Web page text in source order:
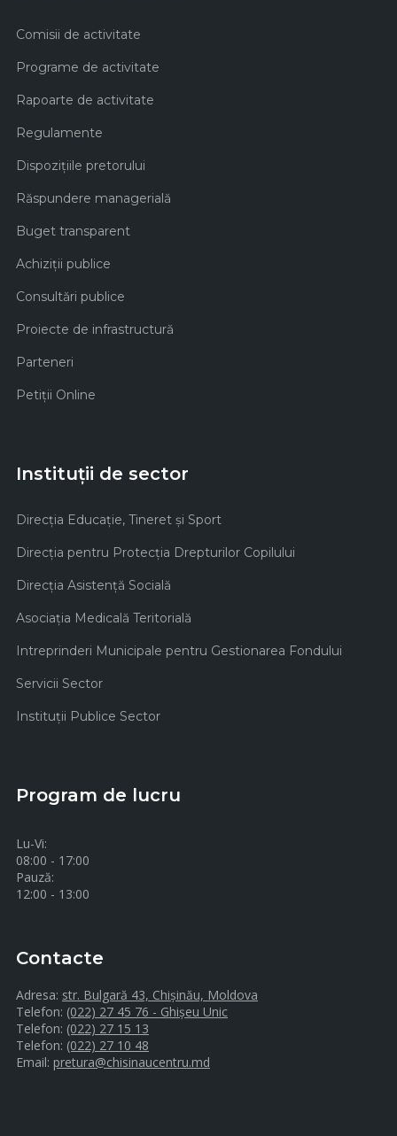
Comisii de activitate
Programe de activitate
Rapoarte de activitate
Regulamente
Dispozițiile pretorului
Răspundere managerială
Buget transparent
Achiziţii publice
Consultări publice
Proiecte de infrastructură
Parteneri
Petiții Online
Instituții de sector
Direcţia Educaţie, Tineret şi Sport
Direcţia pentru Protecţia Drepturilor Copilului
Direcţia Asistenţă Socială
Asociaţia Medicală Teritorială
Intreprinderi Municipale pentru Gestionarea Fondului
Servicii Sector
Instituţii Publice Sector
Program de lucru
Lu-Vi:
08:00 - 17:00
Pauză:
12:00 - 13:00
Contacte
Adresa: str. Bulgară 43, Chișinău, Moldova
Telefon: (022) 27 45 76 - Ghișeu Unic
Telefon: (022) 27 15 13
Telefon: (022) 27 10 48
Email: pretura@chisinaucentru.md